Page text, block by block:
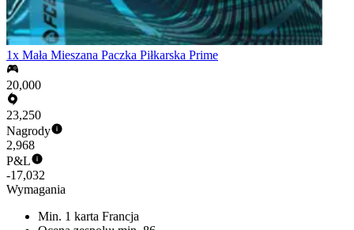
1x Mała Mieszana Paczka Piłkarska Prime
20,000
23,250
Nagrody
2,968
P&L
-17,032
Wymagania
Min. 1 karta Francja